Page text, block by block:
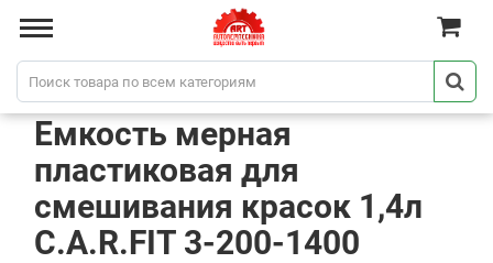
Емкость мерная
пластиковая для
смешивания красок 1,4л
C.A.R.FIT 3-200-1400